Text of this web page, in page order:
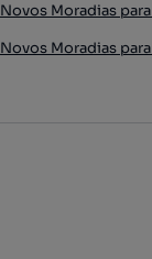
Novos Moradias
Novos Moradias